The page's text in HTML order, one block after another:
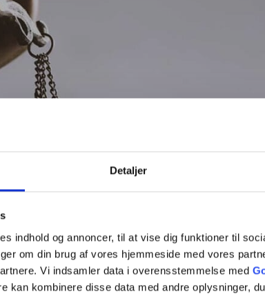
Detaljer
indhold og annoncer, til at vise dig funktioner til
om din brug af vores hjemmeside med vores
Vi indsamler data i overensstemmelse med
kan kombinere disse data med andre oplysninger,